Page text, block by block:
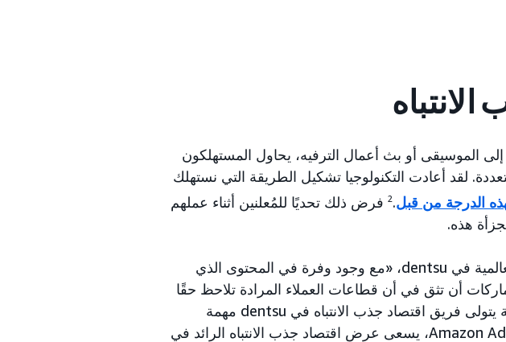
إلى الموسيقى أو بث أعمال الترفيه، يحاول المستهلكون
لقد أعادت التكنولوجيا تشكيل الطريقة التي نستهلك
بهذه الدرجة من قبل.
2 فرض ذلك تحديًا للمُعلنين أثناء عملهم
هذه.
ذكرت كيلسي تايسون، نائبة رئيس الشراكات العالمية في dentsu، «مع وجود وفرة في المحتوى الذي
أن تثق في أن قطاعات العملاء المرادة تلاحظ حقًا
الإعلانات التي تعرضها وتنجذب إليها؟ هذه معضلة يتولى فريق اقتصاد جذب الانتباه في dentsu مهمة
حلها.» «جنبًا إلى جنب مع عملائنا وشركائنا مثل Amazon Ads، يسعى عرض اقتصاد جذب الانتباه الرائد في